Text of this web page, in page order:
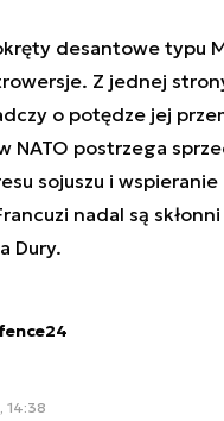
desantowe typu
Z jednej
o potędze jej
NATO postrzega
sojuszu i
nadal są
Dury.
14:38